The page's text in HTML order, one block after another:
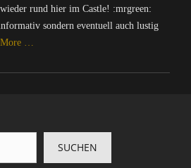
rund hier im Castle! :mrgreen:
sondern eventuell auch lustig
More …
SUCHEN